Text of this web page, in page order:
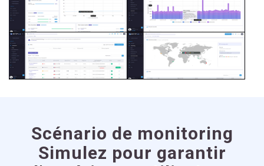
Scénario de monitoring
Simulez pour garantir